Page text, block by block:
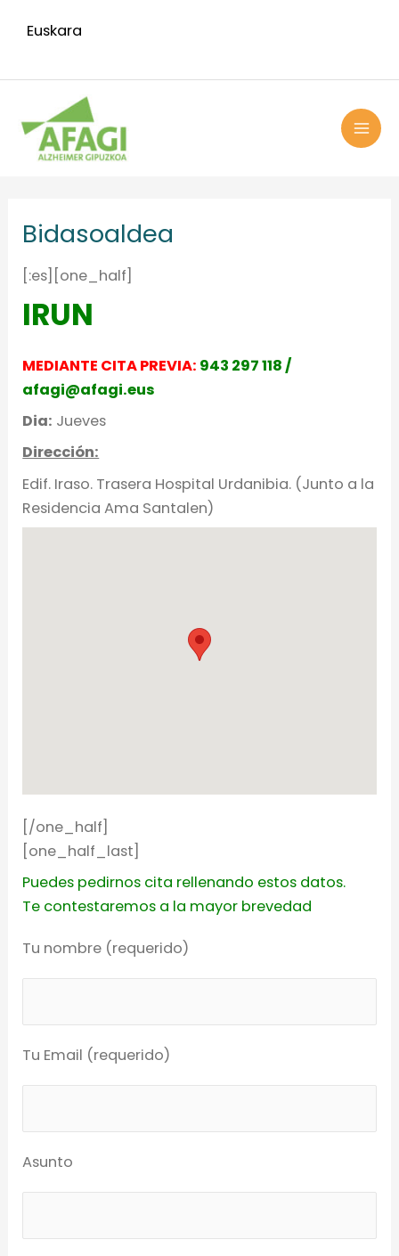
Euskara
Bidasoaldea
[:es][one_half]
IRUN
MEDIANTE CITA PREVIA: 943 297 118 /
afagi@afagi.eus
Dia: Jueves
Dirección:
Edif. Iraso. Trasera Hospital Urdanibia. (Junto a la
Residencia Ama Santalen)
[/one_half]
[one_half_last]
Puedes pedirnos cita rellenando estos datos.
Te contestaremos a la mayor brevedad
Tu nombre (requerido)
Tu Email (requerido)
Asunto